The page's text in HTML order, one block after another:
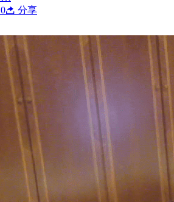
0 分享